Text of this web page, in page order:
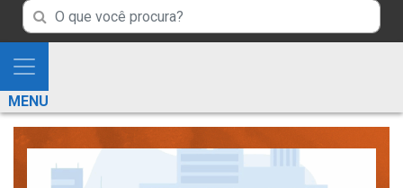
Campo
de
Busca
de
informações
Campo
de
de
informações
Mostra
e
Esconde
Menu
MENU